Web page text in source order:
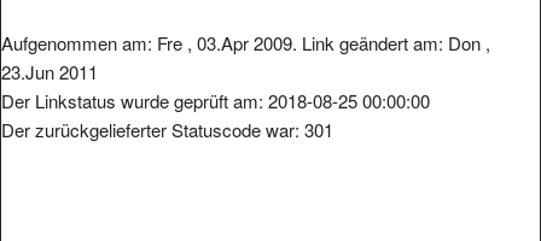
Aufgenommen am: Fre , 03.Apr 2009. Link geändert am: Don ,
23.Jun 2011
Der Linkstatus wurde geprüft am: 2018-08-25 00:00:00
Der zurückgelieferter Statuscode war: 301